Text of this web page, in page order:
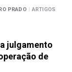
PRADO | ARTIGOS
julgamento
de